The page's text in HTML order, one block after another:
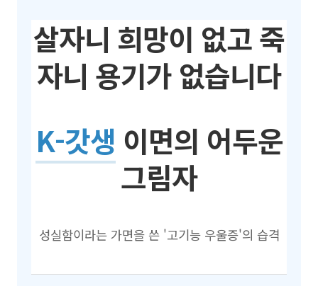
살자니 희망이 없고 죽
자니 용기가 없습니다
K-갓생 이면의 어두운
그림자
성실함이라는 가면을 쓴 '고기능 우울증'의 습격